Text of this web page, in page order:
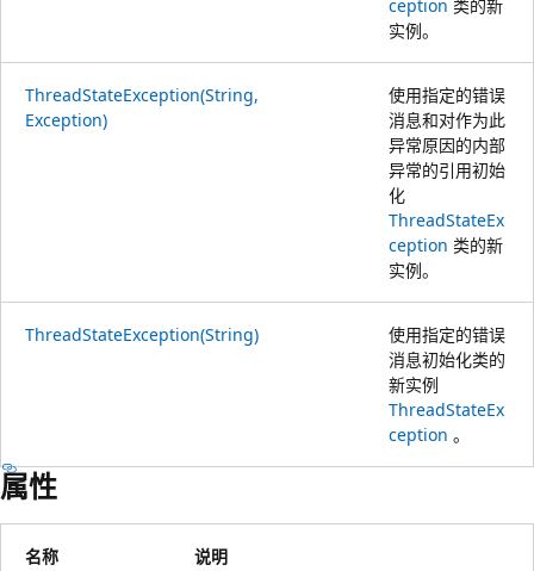
ception 类的新
实例。
ThreadStateException(String,
Exception)
使用指定的错误
消息和对作为此
异常原因的内部
异常的引用初始
化
ThreadStateEx
ception 类的新
实例。
ThreadStateException(String)
使用指定的错误
消息初始化类的
新实例
ThreadStateEx
ception 。
属性
名称 说明